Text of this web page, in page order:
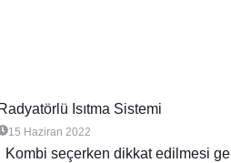
Radyatörlü Isıtma Sistemi
15 Haziran 2022
Kombi seçerken dikkat edilmesi